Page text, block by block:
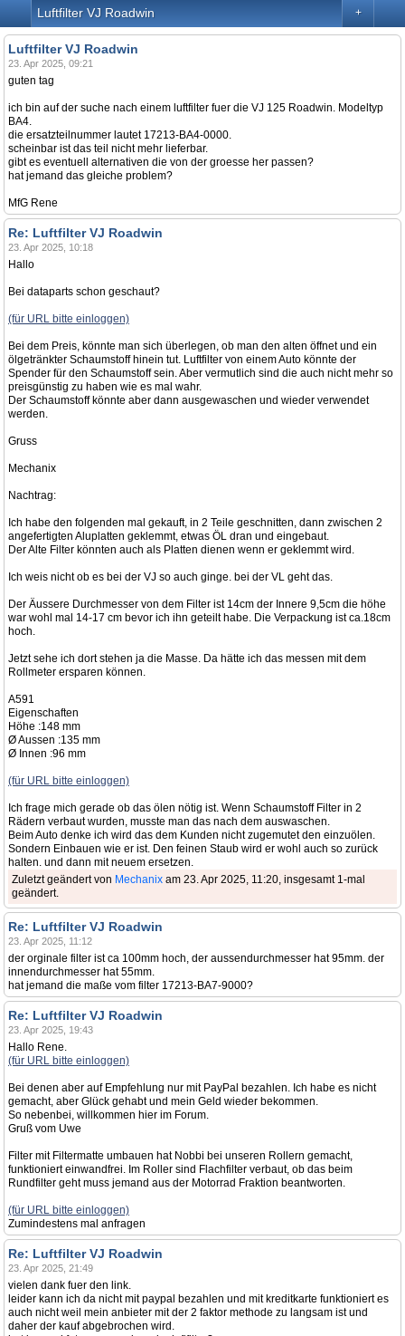
+
Luftfilter VJ Roadwin
Luftfilter VJ Roadwin
23. Apr 2025, 09:21
guten tag
ich bin auf der suche nach einem luftfilter fuer die VJ 125 Roadwin. Modeltyp
BA4.
die ersatzteilnummer lautet 17213-BA4-0000.
scheinbar ist das teil nicht mehr lieferbar.
gibt es eventuell alternativen die von der groesse her passen?
hat jemand das gleiche problem?
MfG Rene
Re: Luftfilter VJ Roadwin
23. Apr 2025, 10:18
Hallo
Bei dataparts schon geschaut?
(für URL bitte einloggen)
Bei dem Preis, könnte man sich überlegen, ob man den alten öffnet und ein
ölgetränkter Schaumstoff hinein tut. Luftfilter von einem Auto könnte der
Spender für den Schaumstoff sein. Aber vermutlich sind die auch nicht mehr so
preisgünstig zu haben wie es mal wahr.
Der Schaumstoff könnte aber dann ausgewaschen und wieder verwendet
werden.
Gruss
Mechanix
Nachtrag:
Ich habe den folgenden mal gekauft, in 2 Teile geschnitten, dann zwischen 2
angefertigten Aluplatten geklemmt, etwas ÖL dran und eingebaut.
Der Alte Filter könnten auch als Platten dienen wenn er geklemmt wird.
Ich weis nicht ob es bei der VJ so auch ginge. bei der VL geht das.
Der Äussere Durchmesser von dem Filter ist 14cm der Innere 9,5cm die höhe
war wohl mal 14-17 cm bevor ich ihn geteilt habe. Die Verpackung ist ca.18cm
hoch.
Jetzt sehe ich dort stehen ja die Masse. Da hätte ich das messen mit dem
Rollmeter ersparen können.
A591
Eigenschaften
Höhe :148 mm
Ø Aussen :135 mm
Ø Innen :96 mm
(für URL bitte einloggen)
Ich frage mich gerade ob das ölen nötig ist. Wenn Schaumstoff Filter in 2
Rädern verbaut wurden, musste man das nach dem auswaschen.
Beim Auto denke ich wird das dem Kunden nicht zugemutet den einzuölen.
Sondern Einbauen wie er ist. Den feinen Staub wird er wohl auch so zurück
halten. und dann mit neuem ersetzen.
Zuletzt geändert von Mechanix am 23. Apr 2025, 11:20, insgesamt 1-mal
geändert.
Re: Luftfilter VJ Roadwin
23. Apr 2025, 11:12
der orginale filter ist ca 100mm hoch, der aussendurchmesser hat 95mm. der
innendurchmesser hat 55mm.
hat jemand die maße vom filter 17213-BA7-9000?
Re: Luftfilter VJ Roadwin
23. Apr 2025, 19:43
Hallo Rene.
(für URL bitte einloggen)
Bei denen aber auf Empfehlung nur mit PayPal bezahlen. Ich habe es nicht
gemacht, aber Glück gehabt und mein Geld wieder bekommen.
So nebenbei, willkommen hier im Forum.
Gruß vom Uwe
Filter mit Filtermatte umbauen hat Nobbi bei unseren Rollern gemacht,
funktioniert einwandfrei. Im Roller sind Flachfilter verbaut, ob das beim
Rundfilter geht muss jemand aus der Motorrad Fraktion beantworten.
(für URL bitte einloggen)
Zumindestens mal anfragen
Re: Luftfilter VJ Roadwin
23. Apr 2025, 21:49
vielen dank fuer den link.
leider kann ich da nicht mit paypal bezahlen und mit kreditkarte funktioniert es
auch nicht weil mein anbieter mit der 2 faktor methode zu langsam ist und
daher der kauf abgebrochen wird.